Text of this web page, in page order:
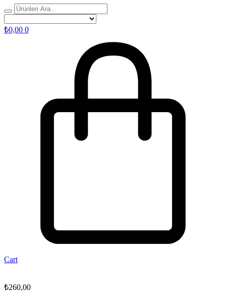
₺0,00 0
Cart
₺260,00